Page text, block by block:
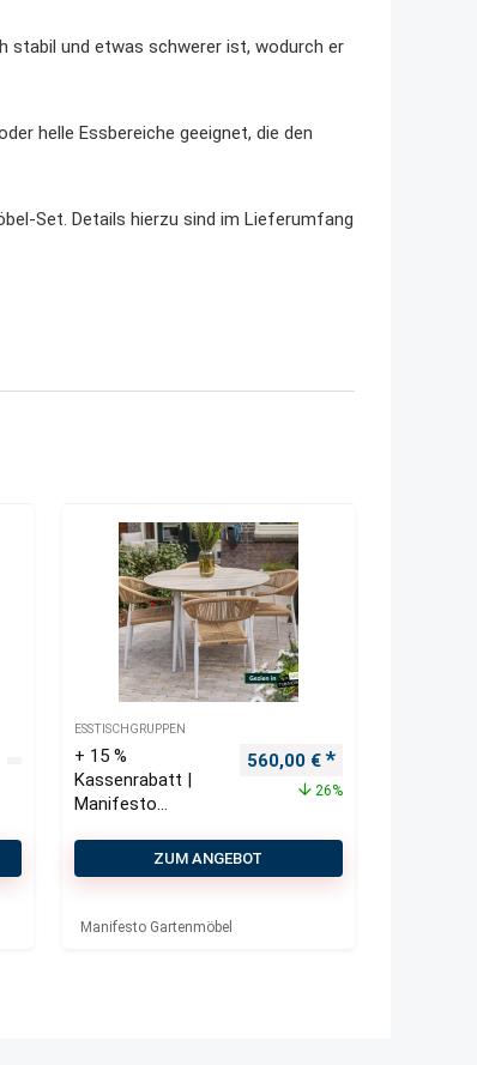
stabil und etwas schwerer ist, wodurch er
helle Essbereiche geeignet, die den
Set. Details hierzu sind im Lieferumfang
ESSTISCHGRUPPEN
+ 15 %
Kassenrabatt |
Manifesto
Gartenmöbel-Set
Ursprünglicher Preis war:
560,00 € Aktueller Preis
26%
ZUM ANGEBOT
Manifesto Gartenmöbel